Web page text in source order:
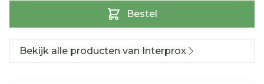
Bestel
Bekijk alle producten van Interprox